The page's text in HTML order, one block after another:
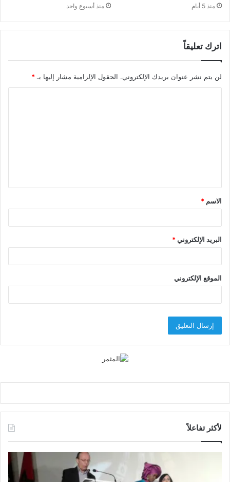
منذ 5 أيام منذ أسبوع واحد
اترك تعليقاً
لن يتم نشر عنوان بريدك الإلكتروني. الحقول الإلزامية مشار إليها بـ *
ق
*
الاسم *
البريد الإلكتروني*
الموقع الإلكتروني
لأكثر تفاعلاً